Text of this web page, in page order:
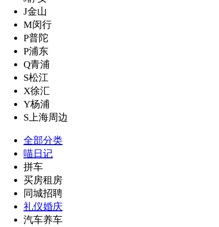
J金山
M闵行
P普陀
P浦东
Q青浦
S松江
X徐汇
Y杨浦
S上海周边
全部分类
喵日记
拼车
买房租房
同城招聘
礼仪婚庆
汽车养车